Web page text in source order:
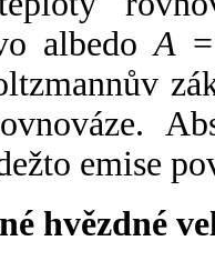
albedoA
emise
hvězdné